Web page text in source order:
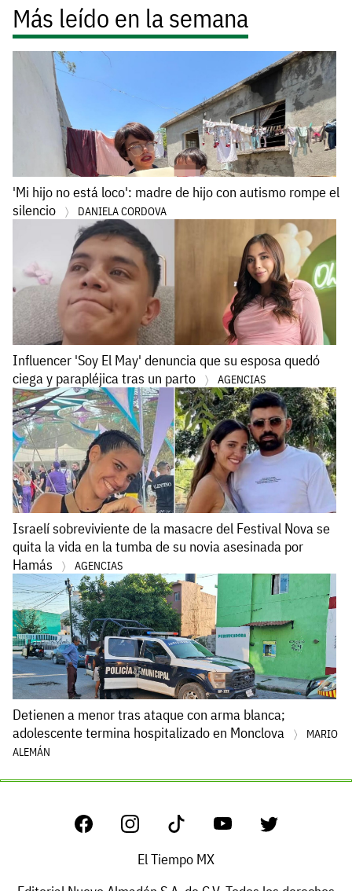
Más leído en la semana
'Mi hijo no está loco': madre de hijo con autismo rompe el
silencio
DANIELA CORDOVA
Influencer 'Soy El May' denuncia que su esposa quedó
ciega y parapléjica tras un parto
AGENCIAS
Israelí sobreviviente de la masacre del Festival Nova se
quita la vida en la tumba de su novia asesinada por
Hamás
AGENCIAS
Detienen a menor tras ataque con arma blanca;
adolescente termina hospitalizado en Monclova
MARIO
ALEMÁN
El Tiempo MX